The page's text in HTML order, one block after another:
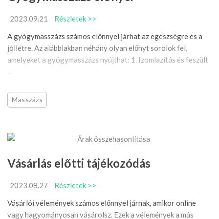
2023.09.21
Részletek >>
A gyógymasszázs számos előnnyel járhat az egészségre és a
jóllétre. Az alábbiakban néhány olyan előnyt sorolok fel,
amelyeket a gyógymasszázs nyújthat: 1. Izomlazítás és feszült
...
Masszázs
Vásárlás előtti tájékozódás
2023.08.27
Részletek >>
Vásárlói vélemények számos előnnyel járnak, amikor online
vagy hagyományosan vásárolsz. Ezek a vélemények a más